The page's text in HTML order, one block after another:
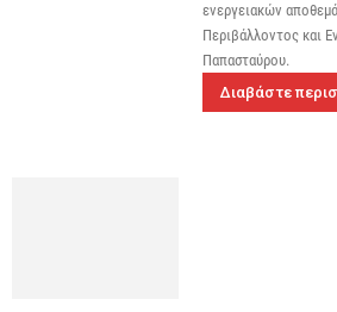
ενεργειακών
Περιβάλλοντος και
Παπασταύρου.
Διαβάστε